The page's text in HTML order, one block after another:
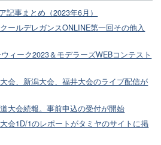
記事まとめ（2023年6月）
ールデレガンスONLINE第一回その他入
ィーク2023＆モデラーズWEBコンテスト
会、新潟大会、福井大会のライブ配信が
大会続報。事前申込の受付が開始
会1D/1のレポートがタミヤのサイトに掲